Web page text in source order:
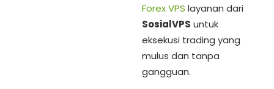
Forex VPS layanan dari
SosialVPS untuk
eksekusi trading yang
mulus dan tanpa
gangguan.